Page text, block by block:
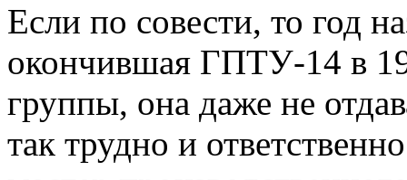
Если по совести, то год
окончившая ГПТУ-14 в
группы, она даже не
так трудно и